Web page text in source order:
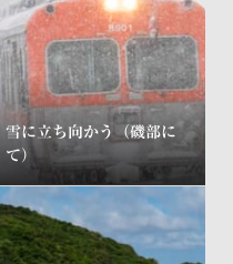
雪に立ち向かう（磯部に
て）